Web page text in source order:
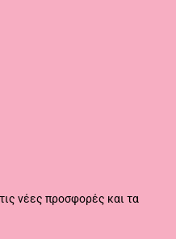
νέες προσφορές και τα